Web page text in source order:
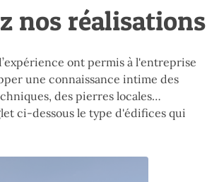
nos réalisations
ont permis à l'entreprise
une connaissance intime des
des pierres locales…
ci-dessous le type d'édifices qui